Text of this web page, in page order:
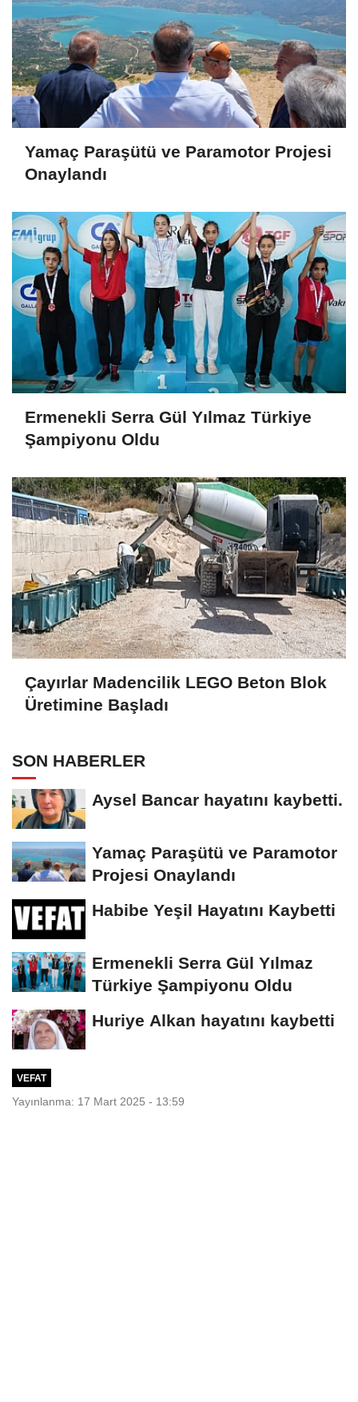
Yamaç Paraşütü ve Paramotor Projesi
Onaylandı
Ermenekli Serra Gül Yılmaz Türkiye
Şampiyonu Oldu
Çayırlar Madencilik LEGO Beton Blok
Üretimine Başladı
SON HABERLER
Aysel Bancar hayatını kaybetti.
Yamaç Paraşütü ve Paramotor
Projesi Onaylandı
Habibe Yeşil Hayatını Kaybetti
Ermenekli Serra Gül Yılmaz
Türkiye Şampiyonu Oldu
Huriye Alkan hayatını kaybetti
VEFAT
Yayınlanma: 17 Mart 2025 - 13:59